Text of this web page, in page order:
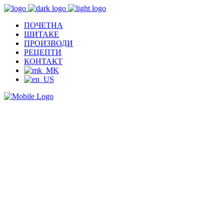
ПОЧЕТНА
ШИТАКЕ
ПРОИЗВОДИ
РЕЦЕПТИ
КОНТАКТ